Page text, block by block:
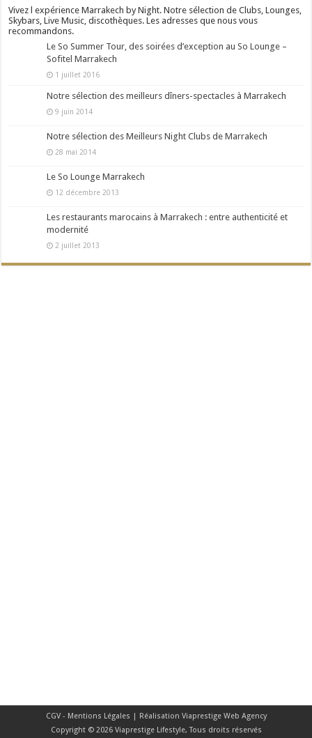
Vivez l expérience Marrakech by Night. Notre sélection de Clubs, Lounges,
Skybars, Live Music, discothèques. Les adresses que nous vous
recommandons.
Le So Summer Tour, des soirées d’exception au So Lounge –
Sofitel Marrakech
1 juillet 2016
Notre sélection des meilleurs dîners-spectacles à Marrakech
9 juin 2014
Notre sélection des Meilleurs Night Clubs de Marrakech
28 mai 2014
Le So Lounge Marrakech
12 décembre 2013
Les restaurants marocains à Marrakech : entre authenticité et
modernité
2 juillet 2013
CGV - Mentions Légales | Réalisation Viaprestige Web Agency
Copyright © 2026 Viaprestige Lifestyle, Tous droits réservés